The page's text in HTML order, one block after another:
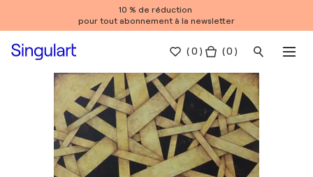
10 % de réduction
pour tout abonnement à la newsletter
(0 ) ( 0 )